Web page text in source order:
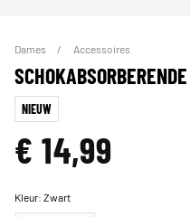
Dames Accessoires
NIEUW
€ 14,99
Kleur:Zwart